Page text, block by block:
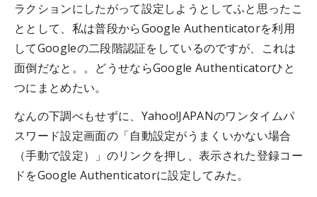
ラクションにしたがって設定しようとしてふと思ったこ
ととして、私は普段からGoogle Authenticatorを利用
してGoogleの二段階認証をしているのですが、これは
面倒だなと。。どうせならGoogle Authenticatorひと
つにまとめたい。
なんの下調べもせずに、Yahoo!JAPANのワンタイムパ
スワード設定画面の「自動設定がうまくいかない場合
（手動で設定）」のリンクを押し、表示された登録コー
ドをGoogle Authenticatorに設定してみた。